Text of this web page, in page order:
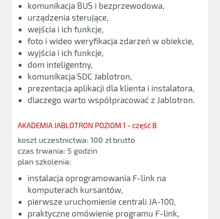
komunikacja BUS i bezprzewodowa,
urządzenia sterujące,
wejścia i ich funkcje,
foto i wideo weryfikacja zdarzeń w obiekcie,
wyjścia i ich funkcje,
dom inteligentny,
komunikacja SDC Jablotron,
prezentacja aplikacji dla klienta i instalatora,
dlaczego warto współpracować z Jablotron.
AKADEMIA JABLOTRON POZIOM 1 - część B
koszt uczestnictwa: 100 zł brutto
czas trwania: 5 godzin
plan szkolenia:
instalacja oprogramowania F-link na
komputerach kursantów,
pierwsze uruchomienie centrali JA-100,
praktyczne omówienie programu F-link,